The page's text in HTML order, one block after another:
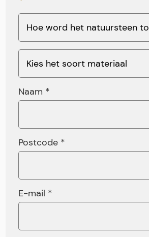
Naam *
Postcode *
E-mail *